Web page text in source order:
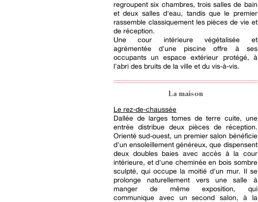
regroupent six chambres, trois salles de bain
et deux salles d'eau, tandis que le premier
rassemble classiquement les pièces de vie et
de réception.
Une cour intérieure végétalisée et
agrémentée d'une piscine offre à ses
occupants un espace extérieur protégé, à
l'abri des bruits de la ville et du vis-à-vis.
La maison
Le rez-de-chaussée
Dallée de larges tomes de terre cuite, une
entrée distribue deux pièces de réception.
Orienté sud-ouest, un premier salon bénéficie
d'un ensoleillement généreux, que dispensent
deux doubles baies avec accès à la cour
intérieure, et d'une cheminée en bois sombre
sculpté, qui occupe la moitié d'un mur. Il se
prolonge naturellement vers une salle à
manger de même exposition, qui
communique avec un second salon, à la